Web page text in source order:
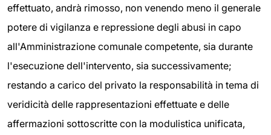
effettuato, andrà rimosso, non venendo meno il generale
potere di vigilanza e repressione degli abusi in capo
all'Amministrazione comunale competente, sia durante
l'esecuzione dell'intervento, sia successivamente;
restando a carico del privato la responsabilità in tema di
veridicità delle rappresentazioni effettuate e delle
affermazioni sottoscritte con la modulistica unificata,